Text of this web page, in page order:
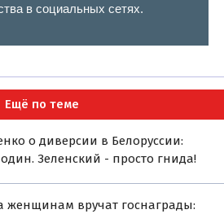
в социальных сетях.
Ещё по теме
о диверсии в Белоруссии:
Зеленский - просто гнида!
женщинам вручат госнаграды: